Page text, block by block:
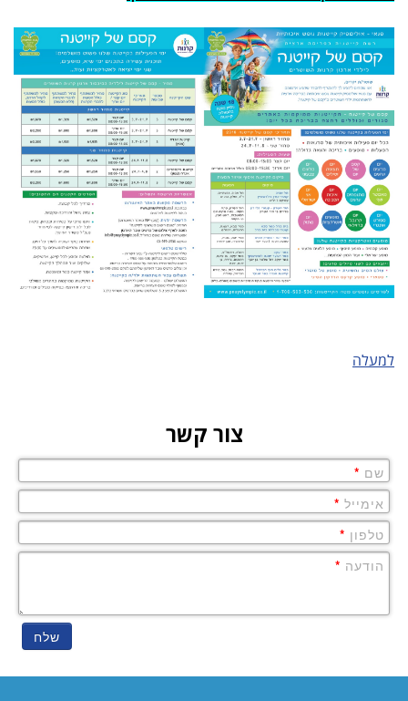
למעלה
צור קשר
שם *
אימייל *
טלפון *
הודעה *
שלח